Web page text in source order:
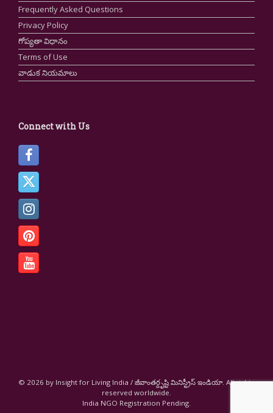
Frequently Asked Questions
Privacy Policy
గోప్యతా విధానం
Terms of Use
వాడుక నియమాలు
Connect with Us
© 2026 by Insight for Living India / జీవాంతర్దృష్టి మినిస్ట్రీస్ ఇండియా. All rights
reserved worldwide.
India NGO Registration Pending.